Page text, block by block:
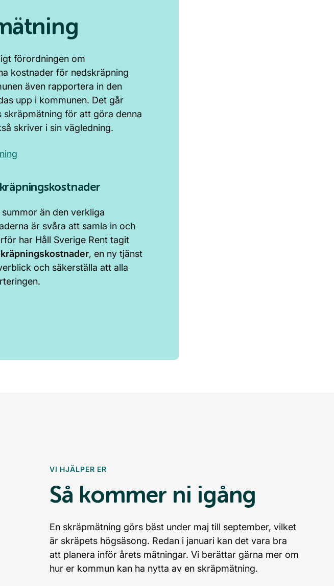
förordningen om
kostnader för nedskräpning
även rapportera in den
upp i kommunen. Det går
skräpmätning för att göra denna
skriver i sin vägledning.
än den verkliga
är svåra att samla in och
har Håll Sverige Rent tagit
, en ny tjänst
och säkerställa att alla
VI HJÄLPER ER
Så kommer ni igång
En skräpmätning görs bäst under maj till september, vilket
är skräpets högsäsong. Redan i januari kan det vara bra
att planera inför årets mätningar. Vi berättar gärna mer om
hur er kommun kan ha nytta av en skräpmätning.